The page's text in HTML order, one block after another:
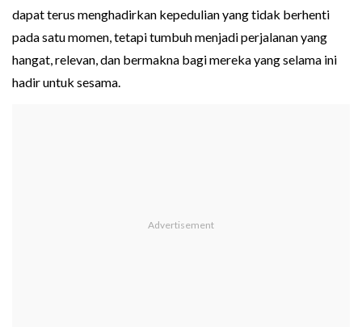
dapat terus menghadirkan kepedulian yang tidak berhenti
pada satu momen, tetapi tumbuh menjadi perjalanan yang
hangat, relevan, dan bermakna bagi mereka yang selama ini
hadir untuk sesama.